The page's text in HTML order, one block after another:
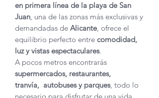
en primera línea de la playa de San
Juan, una de las zonas más exclusivas y
demandadas de Alicante, ofrece el
equilibrio perfecto entre comodidad,
luz y vistas espectaculares.
A pocos metros encontrarás
supermercados, restaurantes,
tranvía, autobuses y parques, todo lo